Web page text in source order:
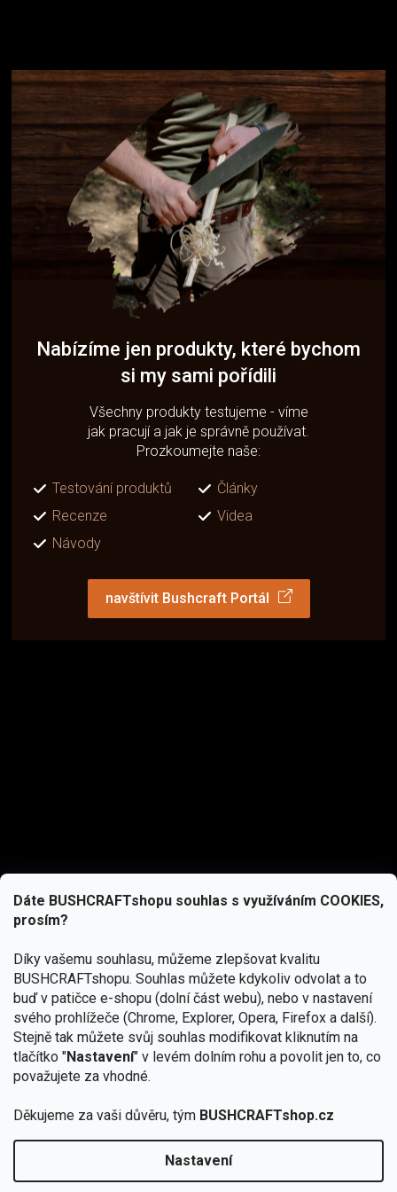
Dáte BUSHCRAFTshopu souhlas s využíváním COOKIES,
prosím?
Díky vašemu souhlasu, můžeme zlepšovat kvalitu
BUSHCRAFTshopu. Souhlas můžete kdykoliv odvolat a to
buď v patičce e-shopu (dolní část webu), nebo v nastavení
svého prohlížeče (Chrome, Explorer, Opera, Firefox a další).
Stejně tak můžete svůj souhlas modifikovat kliknutím na
tlačítko "Nastavení" v levém dolním rohu a povolit jen to, co
považujete za vhodné.
Děkujeme za vaši důvěru, tým BUSHCRAFTshop.cz
Nastavení
Nabízíme jen produkty, které bychom
si my sami pořídili
Všechny produkty testujeme - víme
jak pracují a jak je správně používat.
Prozkoumejte naše:
Testování produktů
Články
Recenze
Videa
Návody
navštívit Bushcraft Portál
podmínkami ochrany osobních údajů
Copyright 2026BUSHCRAFTshop.cz. Všechna práva